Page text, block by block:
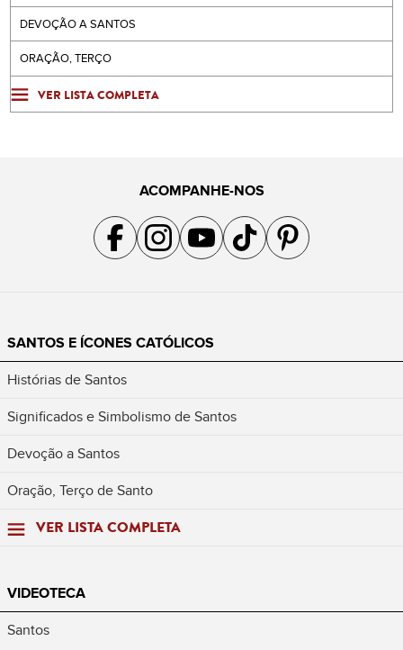
DEVOÇÃO A SANTOS
ORAÇÃO, TERÇO
VER LISTA COMPLETA
ACOMPANHE-NOS
Acompanhe a gente no Facebook
Acompanhe a gente no Instagram
Acompanhe a gente no YouTube
Acompanhe a gente no TikTok
Acompanhe a gente no
SANTOS E ÍCONES CATÓLICOS
Histórias de Santos
Significados e Simbolismo de Santos
Devoção a Santos
Oração, Terço de Santo
VER LISTA COMPLETA
VIDEOTECA
Santos